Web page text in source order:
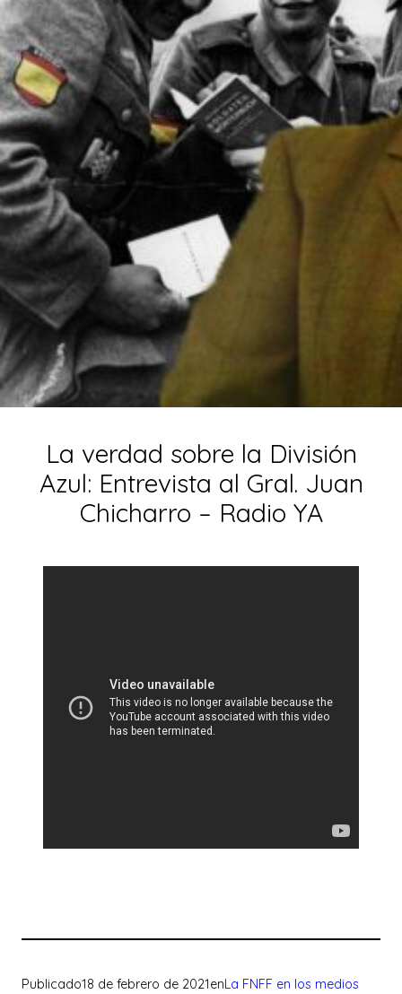
La verdad sobre la División
Azul: Entrevista al Gral. Juan
Chicharro – Radio YA
Publicado18 de febrero de 2021enLa FNFF en los medios